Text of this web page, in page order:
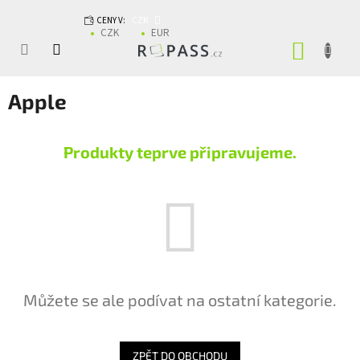
CENY V:
CZK EUR
Apple
Produkty teprve připravujeme.
Můžete se ale podívat na ostatní kategorie.
ZPĚT DO OBCHODU